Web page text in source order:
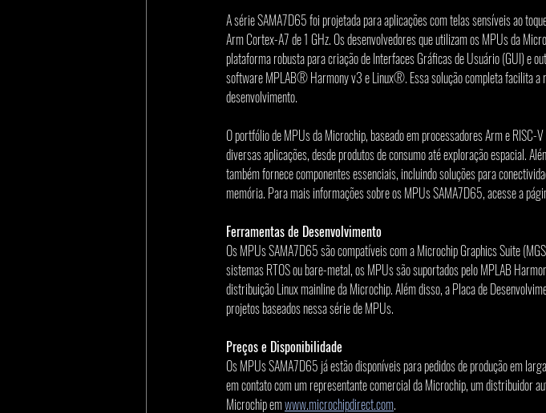
A série SAMA7D65 foi projetada para aplicações com telas sensíveis ao
Arm Cortex-A7 de 1 GHz. Os desenvolvedores que utilizam os MPUs da
plataforma robusta para criação de Interfaces Gráficas de Usuário (GUI) e
software MPLAB® Harmony v3 e Linux®. Essa solução completa facilita a
desenvolvimento.
O portfólio de MPUs da Microchip, baseado em processadores Arm e
diversas aplicações, desde produtos de consumo até exploração espacial.
também fornece componentes essenciais, incluindo soluções para
memória. Para mais informações sobre os MPUs SAMA7D65, acesse a
Ferramentas de Desenvolvimento
Os MPUs SAMA7D65 são compatíveis com a Microchip Graphics Suite
sistemas RTOS ou bare-metal, os MPUs são suportados pelo MPLAB
distribuição Linux mainline da Microchip. Além disso, a Placa de
projetos baseados nessa série de MPUs.
Preços e Disponibilidade
Os MPUs SAMA7D65 já estão disponíveis para pedidos de produção em
em contato com um representante comercial da Microchip, um distribuidor
Microchip em www.microchipdirect.com.